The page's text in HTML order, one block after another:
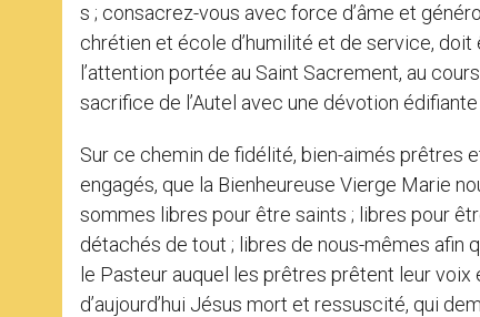
s ; consacrez-vous avec force d’âme et
chrétien et école d’humilité et de service, doit
l’attention portée au Saint Sacrement, au
sacrifice de l’Autel avec une dévotion édifiante
Sur ce chemin de fidélité, bien-aimés
engagés, que la Bienheureuse Vierge Marie
sommes libres pour être saints ; libres pour
détachés de tout ; libres de nous-mêmes afin
le Pasteur auquel les prêtres prêtent leur
d’aujourd’hui Jésus mort et ressuscité, qui